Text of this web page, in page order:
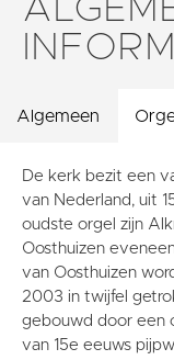
Omgeving
Het Grootste
Contact
Vaktaal
Algemeen
De kerk bezit een
van Nederland, uit
oudste orgel zijn
Oosthuizen
van Oosthuizen
2003 in twijfel
gebouwd door een
van 15e eeuws